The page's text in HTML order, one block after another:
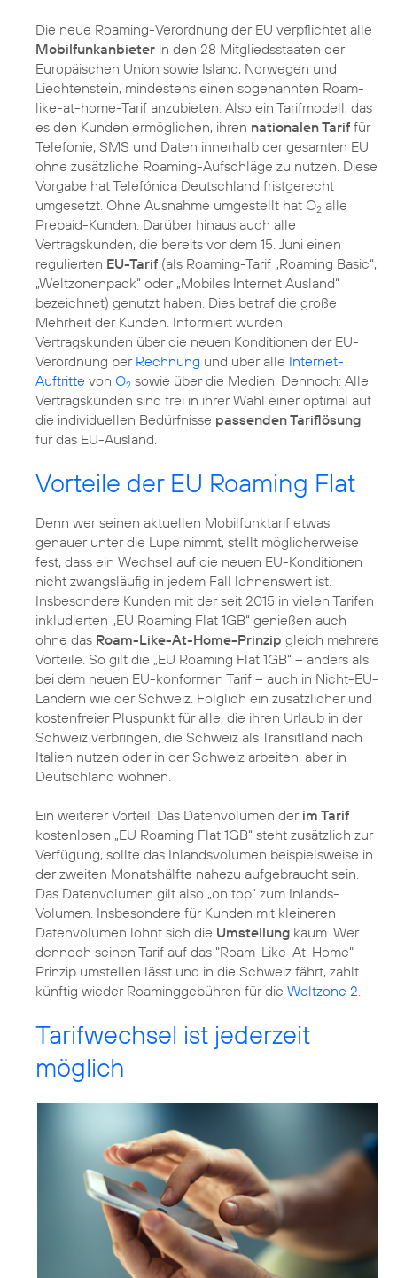
Die neue Roaming-Verordnung der EU verpflichtet alle
Mobilfunkanbieter in den 28 Mitgliedsstaaten der
Europäischen Union sowie Island, Norwegen und
Liechtenstein, mindestens einen sogenannten Roam-
like-at-home-Tarif anzubieten. Also ein Tarifmodell, das
es den Kunden ermöglichen, ihren nationalen Tarif für
Telefonie, SMS und Daten innerhalb der gesamten EU
ohne zusätzliche Roaming-Aufschläge zu nutzen. Diese
Vorgabe hat Telefónica Deutschland fristgerecht
umgesetzt. Ohne Ausnahme umgestellt hat O2 alle
Prepaid-Kunden. Darüber hinaus auch alle
Vertragskunden, die bereits vor dem 15. Juni einen
regulierten EU-Tarif (als Roaming-Tarif „Roaming Basic“,
„Weltzonenpack“ oder „Mobiles Internet Ausland“
bezeichnet) genutzt haben. Dies betraf die große
Mehrheit der Kunden. Informiert wurden
Vertragskunden über die neuen Konditionen der EU-
Verordnung per Rechnung und über alle Internet-
Auftritte von O2 sowie über die Medien. Dennoch: Alle
Vertragskunden sind frei in ihrer Wahl einer optimal auf
die individuellen Bedürfnisse passenden Tariflösung
für das EU-Ausland.
Vorteile der EU Roaming Flat
Denn wer seinen aktuellen Mobilfunktarif etwas
genauer unter die Lupe nimmt, stellt möglicherweise
fest, dass ein Wechsel auf die neuen EU-Konditionen
nicht zwangsläufig in jedem Fall lohnenswert ist.
Insbesondere Kunden mit der seit 2015 in vielen Tarifen
inkludierten „EU Roaming Flat 1GB“ genießen auch
ohne das Roam-Like-At-Home-Prinzip gleich mehrere
Vorteile. So gilt die „EU Roaming Flat 1GB“ – anders als
bei dem neuen EU-konformen Tarif – auch in Nicht-EU-
Ländern wie der Schweiz. Folglich ein zusätzlicher und
kostenfreier Pluspunkt für alle, die ihren Urlaub in der
Schweiz verbringen, die Schweiz als Transitland nach
Italien nutzen oder in der Schweiz arbeiten, aber in
Deutschland wohnen.
Ein weiterer Vorteil: Das Datenvolumen der im Tarif
kostenlosen „EU Roaming Flat 1GB“ steht zusätzlich zur
Verfügung, sollte das Inlandsvolumen beispielsweise in
der zweiten Monatshälfte nahezu aufgebraucht sein.
Das Datenvolumen gilt also „on top“ zum Inlands-
Volumen. Insbesondere für Kunden mit kleineren
Datenvolumen lohnt sich die Umstellung kaum. Wer
dennoch seinen Tarif auf das "Roam-Like-At-Home"-
Prinzip umstellen lässt und in die Schweiz fährt, zahlt
künftig wieder Roaminggebühren für die Weltzone 2
Tarifwechsel ist jederzeit
möglich